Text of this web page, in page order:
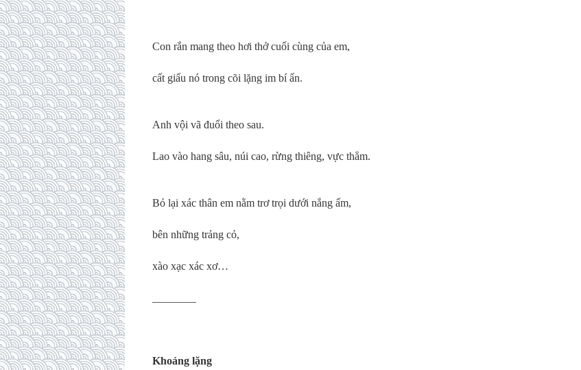
Con rắn mang theo hơi thở cuối cùng của em,
cất giấu nó trong cõi lặng im bí ẩn.
Anh vội vã đuổi theo sau.
Lao vào hang sâu, núi cao, rừng thiêng, vực thẳm.
Bỏ lại xác thân em nằm trơ trọi dưới nắng ấm,
bên những trảng cỏ,
xào xạc xác xơ…
Khoảng lặng